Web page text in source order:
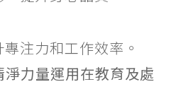
注力和工作效率。
力量運用在教育及處